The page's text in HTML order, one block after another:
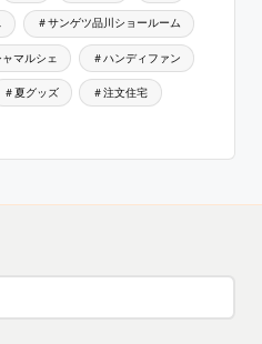
＃サンゲツ品川ショールーム
マルシェ ＃ハンディファン
＃夏グッズ ＃注文住宅